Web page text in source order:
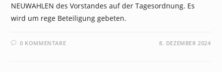
NEUWAHLEN des Vorstandes auf der Tagesordnung. Es
wird um rege Beteiligung gebeten.
0 KOMMENTARE 8. DEZEMBER 2024